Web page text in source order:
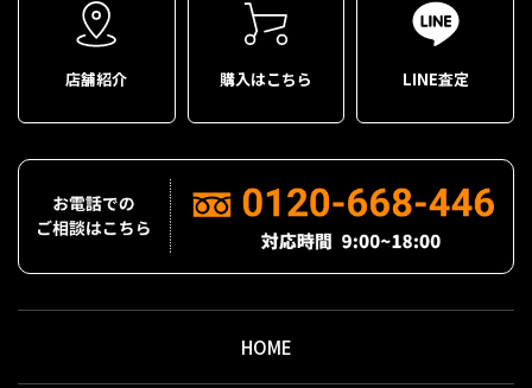
店舗紹介 購入はこちら LINE査定
HOME